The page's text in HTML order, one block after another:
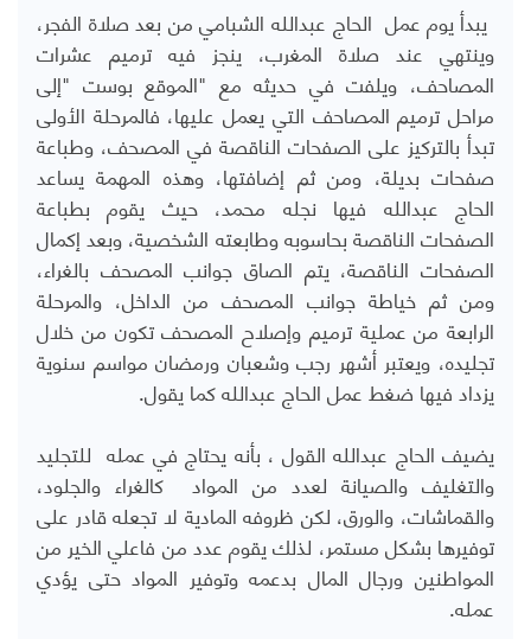
يبدأ يوم عمل الحاج عبدالله الشبامي من بعد صلاة الفجر،
وينتهي عند صلاة المغرب، ينجز فيه ترميم عشرات
المصاحف، ويلفت في حديثه مع "الموقع بوست "إلى
مراحل ترميم المصاحف التي يعمل عليها، فالمرحلة الأولى
تبدأ بالتركيز على الصفحات الناقصة في المصحف، وطباعة
صفحات بديلة، ومن ثم إضافتها، وهذه المهمة يساعد
الحاج عبدالله فيها نجله محمد، حيث يقوم بطباعة
الصفحات الناقصة بحاسوبه وطابعته الشخصية، وبعد إكمال
الصفحات الناقصة، يتم الصاق جوانب المصحف بالغراء،
ومن ثم خياطة جوانب المصحف من الداخل، والمرحلة
الرابعة من عملية ترميم وإصلاح المصحف تكون من خلال
تجليده، ويعتبر أشهر رجب وشعبان ورمضان مواسم سنوية
يزداد فيها ضغط عمل الحاج عبدالله كما يقول.
يضيف الحاج عبدالله القول ، بأنه يحتاج في عمله للتجليد
والتغليف والصيانة لعدد من المواد كالغراء والجلود،
والقماشات، والورق، لكن ظروفه المادية لا تجعله قادر على
توفيرها بشكل مستمر، لذلك يقوم عدد من فاعلي الخير من
المواطنين ورجال المال بدعمه وتوفير المواد حتى يؤدي
عمله.